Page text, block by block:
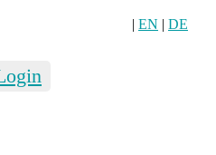
| EN | DE